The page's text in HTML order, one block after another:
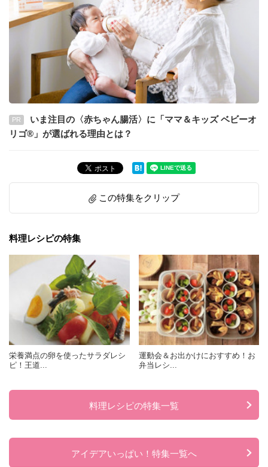
PR
いま注目の〈赤ちゃん腸活〉に「ママ＆キッズ ベビーオ
リゴ®」が選ばれる理由とは？
この特集をクリップ
料理レシピの特集
栄養満点の卵を使ったサラダレシ
ピ！王道...
運動会＆お出かけにおすすめ！お
弁当レシ...
料理レシピの特集一覧
アイデアいっぱい！特集一覧へ